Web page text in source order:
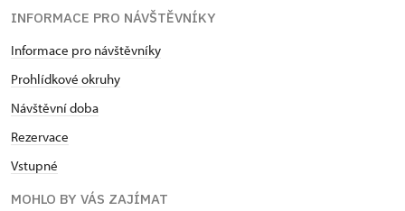
INFORMACE PRO NÁVŠTĚVNÍKY
Informace pro návštěvníky
Prohlídkové okruhy
Návštěvní doba
Rezervace
Vstupné
MOHLO BY VÁS ZAJÍMAT